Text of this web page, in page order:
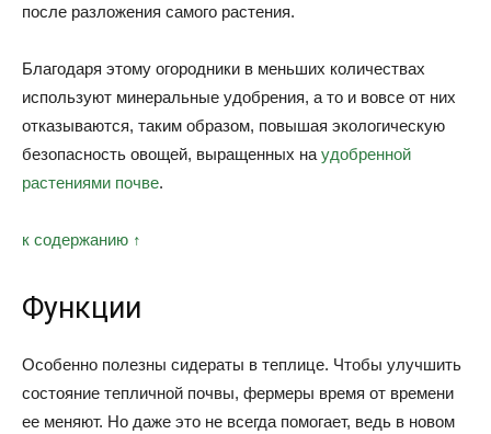
после разложения самого растения.
Благодаря этому огородники в меньших количествах
используют минеральные удобрения, а то и вовсе от них
отказываются, таким образом, повышая экологическую
безопасность овощей, выращенных на удобренной
растениями почве.
к содержанию ↑
Функции
Особенно полезны сидераты в теплице. Чтобы улучшить
состояние тепличной почвы, фермеры время от времени
ее меняют. Но даже это не всегда помогает, ведь в новом